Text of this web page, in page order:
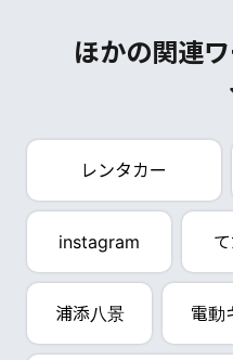
ほかの関連
レンタカー
instagram
浦添八景 電動